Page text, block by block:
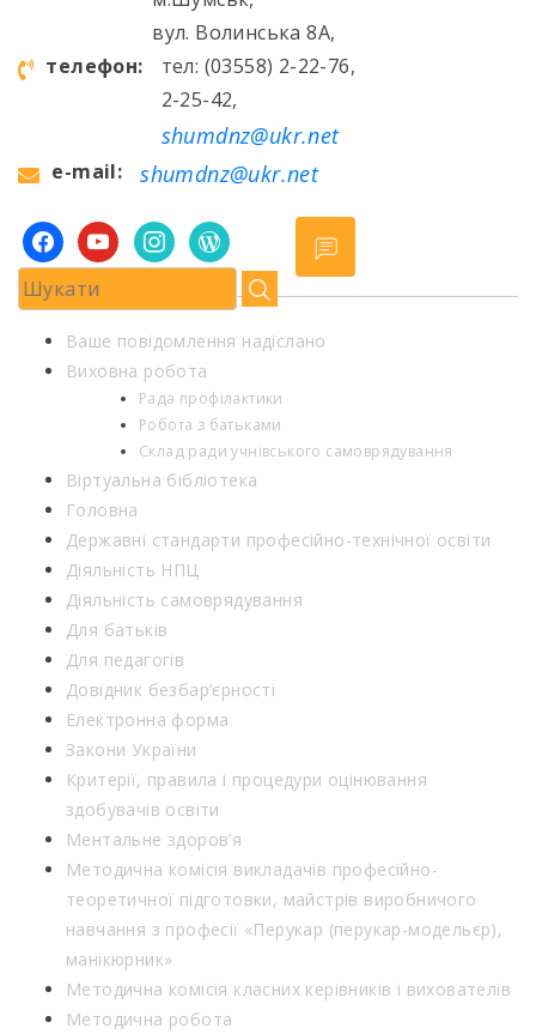
вул. Волинська 8А,
телефон:
тел: (03558) 2-22-76,
2-25-42,
shumdnz@ukr.net
e-mail: shumdnz@ukr.net
facebookyoutubeinstagramwordpress
Ваше повідомлення надіслано
Виховна робота
Рада профілактики
Робота з батьками
Склад ради учнівського самоврядування
Віртуальна бібліотека
Головна
Державні стандарти професійно-технічної освіти
Діяльність НПЦ
Діяльність самоврядування
Для батьків
Для педагогів
Довідник безбар’єрності
Електронна форма
Закони України
Критерії, правила і процедури оцінювання
здобувачів освіти
Ментальне здоров’я
Методична комісія викладачів професійно-
теоретичної підготовки, майстрів виробничого
навчання з професії «Перукар (перукар-модельєр),
манікюрник»
Методична комісія класних керівників і вихователів
Методична робота